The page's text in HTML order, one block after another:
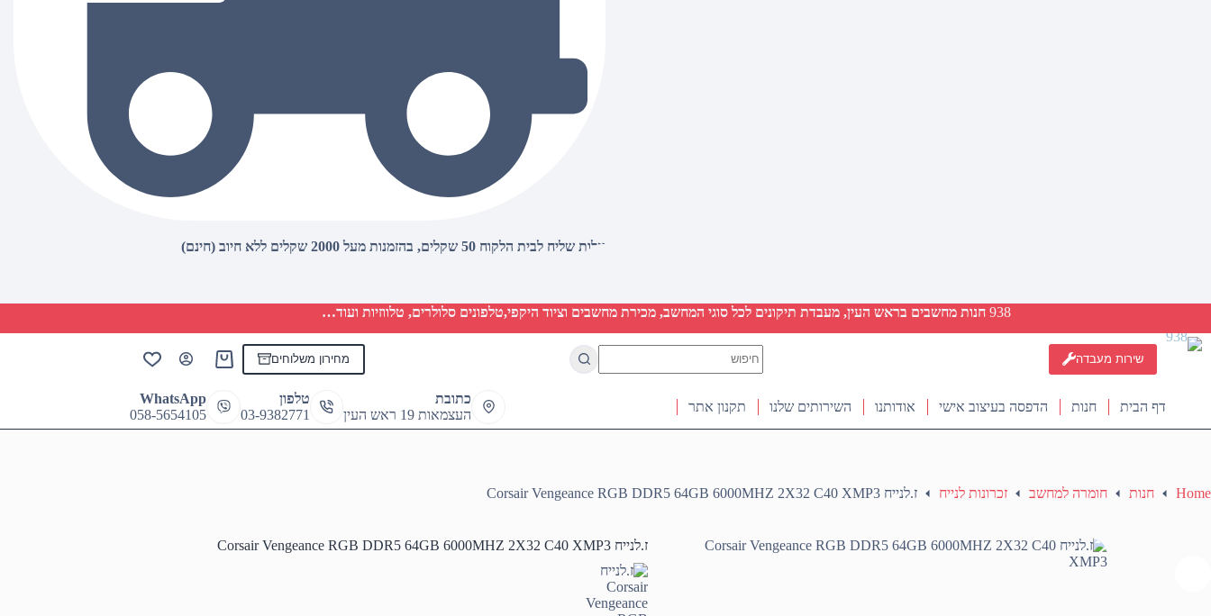
עלות שליח לבית הלקוח 50 שקלים, בהזמנות מעל 2000 שקלים ללא חיוב (חינם)
938 חנות מחשבים בראש העין, מעבדת תיקונים לכל סוגי המחשב, מכירת מחשבים וציוד היקפי,טלפונים סלולרים, טלווזיות ועוד…
שירות מעבדה
results
מחירון משלוחים
Shopping
דף הבית
חנות הדפסה בעיצוב אישי אודותנו השירותים שלנו תקנון אתר
כתובת
העצמאות 19 ראש העין
טלפון
03-9382771
WhatsApp
058-5654105
Home חנות חומרה למחשב זכרונות לנייח ז.לנייח Corsair Vengeance RGB DDR5 64GB 6000MHZ 2X32 C40 XMP3
ז.לנייח Corsair Vengeance RGB DDR5 64GB 6000MHZ 2X32 C40 XMP3